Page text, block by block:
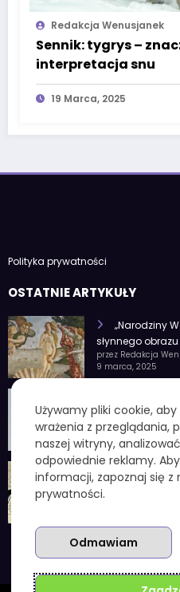
Redakcja Wenusjanek
Sennik: tygrys –
interpretacja snu
19 Marca, 2025
Polityka prywatności
OSTATNIE ARTYKUŁY
„Narodziny
słynnego
przez Redakcja
9 marca, 2025
cechy
przez Redakcja
4 lutego, 2025
1 kuna ile to
chorwackiej
przez Redakcja
Używamy pliki cookie,
wrażenia z przeglądania,
naszej witryny,
odpowiednie reklamy.
informacji, zapoznaj się z
prywatności.
Odmawiam